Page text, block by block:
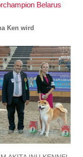
Belarus
Ken wird